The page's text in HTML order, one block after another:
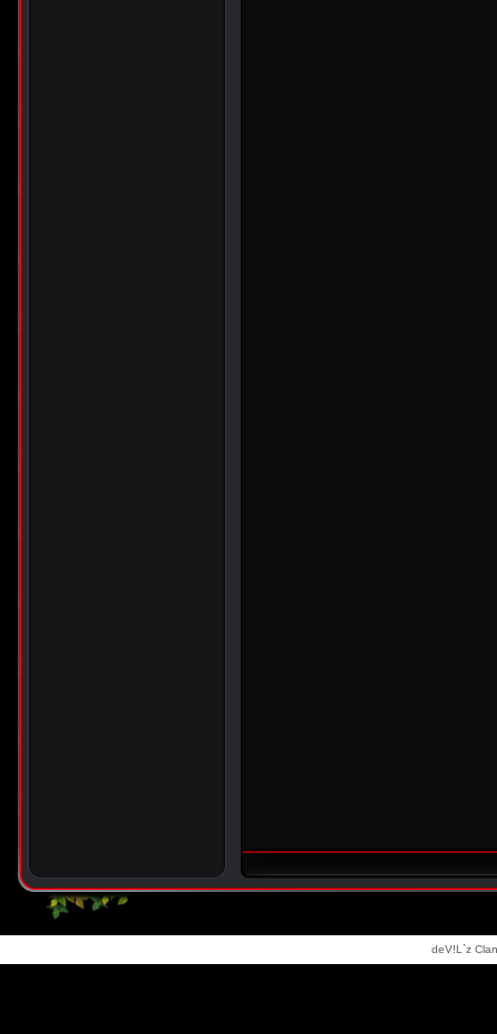
deV!L`z